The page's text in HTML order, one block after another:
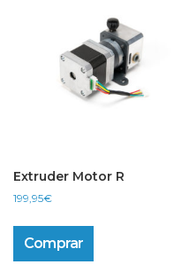
Extruder Motor R
199,95€
Comprar